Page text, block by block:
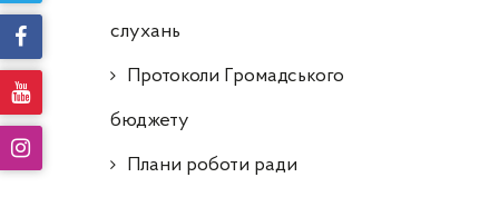
слухань
Протоколи Громадського
бюджету
Плани роботи ради